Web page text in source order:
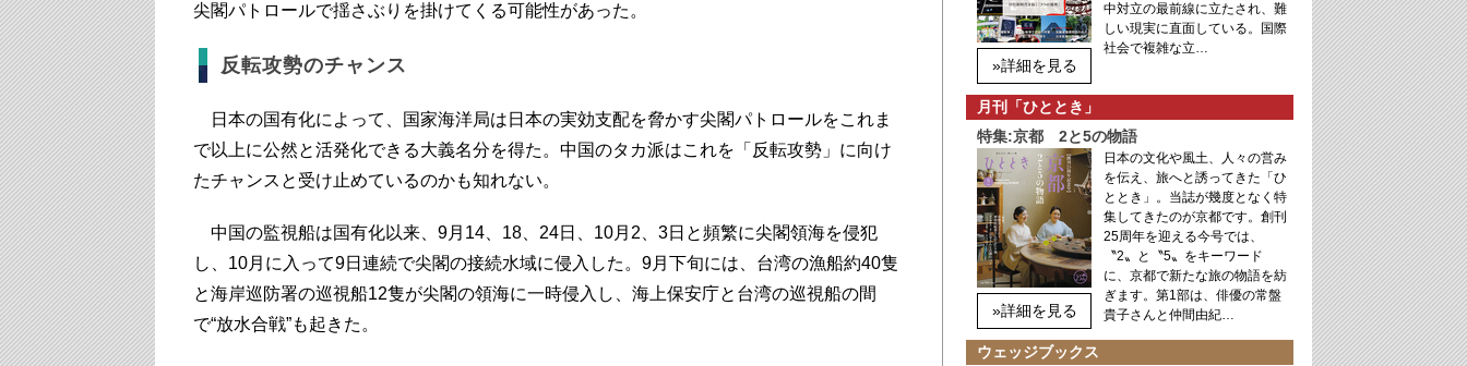
尖閣パトロールで揺さぶりを掛けてくる可能性があった。
反転攻勢のチャンス
日本の国有化によって、国家海洋局は日本の実効支配を脅かす尖閣パトロールをこれま
で以上に公然と活発化できる大義名分を得た。中国のタカ派はこれを「反転攻勢」に向け
たチャンスと受け止めているのかも知れない。
中国の監視船は国有化以来、9月14、18、24日、10月2、3日と頻繁に尖閣領海を侵犯
し、10月に入って9日連続で尖閣の接続水域に侵入した。9月下旬には、台湾の漁船約40隻
と海岸巡防署の巡視船12隻が尖閣の領海に一時侵入し、海上保安庁と台湾の巡視船の間
で“放水合戦”も起きた。
»詳細を見る
中対立の最前線に立たされ、難
しい現実に直面している。国際
社会で複雑な立…
月刊「ひととき」
特集:京都 2と5の物語
»詳細を見る
日本の文化や風土、人々の営み
を伝え、旅へと誘ってきた「ひ
ととき」。当誌が幾度となく特
集してきたのが京都です。創刊
25周年を迎える今号では、
〝2〟と〝5〟をキーワード
に、京都で新たな旅の物語を紡
ぎます。第1部は、俳優の常盤
貴子さんと仲間由紀…
ウェッジブックス